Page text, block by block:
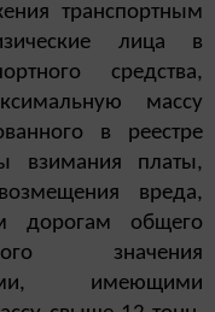
транспортным
лица в
средства,
массу
в реестре
взимания платы,
вреда,
дорогам общего
значения
имеющими